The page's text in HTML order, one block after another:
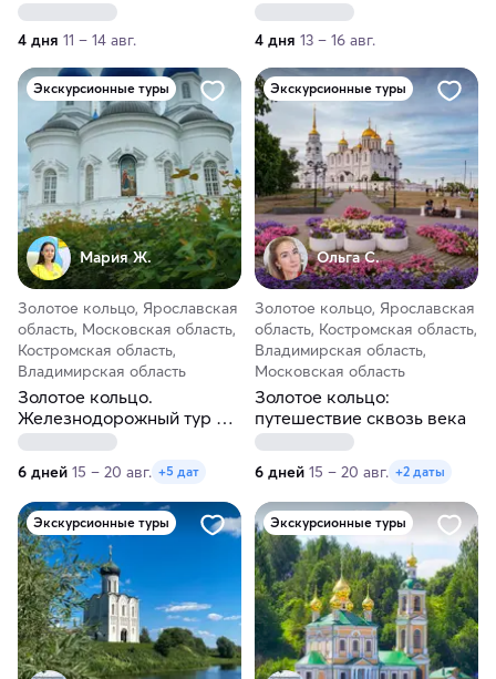
4 дня 11 – 14 авг. 4 дня 13 – 16 авг.
Экскурсионные туры
Мария Ж.
Золотое кольцо, Ярославская
область, Московская область,
Костромская область,
Владимирская область
Золотое кольцо.
Железнодорожный тур из
Перми
6 дней 15 – 20 авг. +5 дат
Экскурсионные туры
Ольга С.
Золотое кольцо, Ярославская
область, Костромская область,
Владимирская область,
Московская область
Золотое кольцо:
путешествие сквозь века
6 дней 15 – 20 авг. +2 даты
Экскурсионные туры Экскурсионные туры